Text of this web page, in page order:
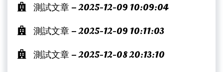
測試文章 – 2025-12-09 10:09:04
測試文章 – 2025-12-09 10:11:03
測試文章 – 2025-12-08 20:13:10